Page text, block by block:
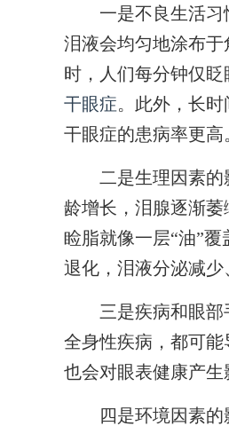
一是不良生活习惯
泪液会均匀地涂布
时，人们每分钟仅
干眼症。此外，长
干眼症的患病率更高
二是生理因素的影
龄增长，泪腺逐渐萎
睑脂就像一层“油”
退化，泪液分泌减少
三是疾病和眼部手
全身性疾病，都可
也会对眼表健康产生
四是环境因素的影